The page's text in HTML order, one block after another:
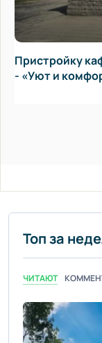
Пристройку
- «Уют и
Топ за
ЧИТАЮТ